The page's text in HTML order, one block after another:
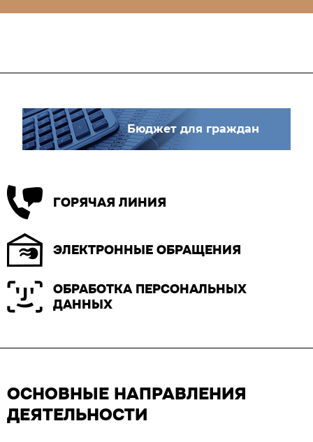
Бюджет для граждан
ГОРЯЧАЯ ЛИНИЯ
ЭЛЕКТРОННЫЕ ОБРАЩЕНИЯ
ОБРАБОТКА ПЕРСОНАЛЬНЫХ
ДАННЫХ
ОСНОВНЫЕ НАПРАВЛЕНИЯ
ДЕЯТЕЛЬНОСТИ